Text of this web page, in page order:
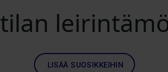
LISÄÄ SUOSIKKEIHIN